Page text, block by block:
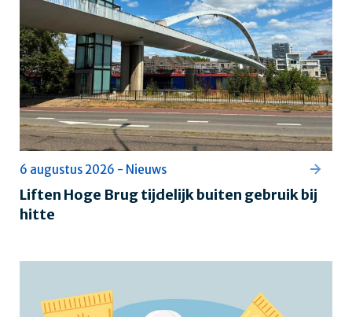
Liften Hoge Brug tijdelijk buiten gebruik bij
hitte
6 augustus 2026 - Nieuws